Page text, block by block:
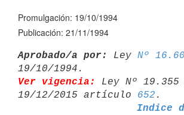
Promulgación: 19/10/1994
Publicación: 21/11/1994
Aprobado/a por: Ley Nº
Ver vigencia:
Ley Nº 19.355
19/12/2015 artículo 652
Indice